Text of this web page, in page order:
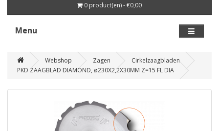
0 product(en) - €0,00
Menu
Webshop Zagen
Cirkelzaagbladen
PKD ZAAGBLAD DIAMOND, ø230X2,2X30MM Z=15 FL DIA